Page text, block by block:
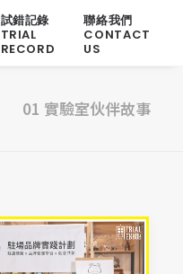
試錯記錄
TRIAL
RECORD
聯絡我們
CONTACT
US
01 實驗室伙伴故事